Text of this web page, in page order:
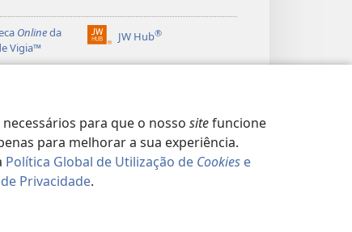
necessários para que o nosso sitefuncione
para melhorar a sua experiência.
Política Global de Utilização de Cookies e
Privacidade.
Onlineda
Vigia™
JW Hub®
(abre
| CONFIGURAÇÕES DE PRIVACIDADE